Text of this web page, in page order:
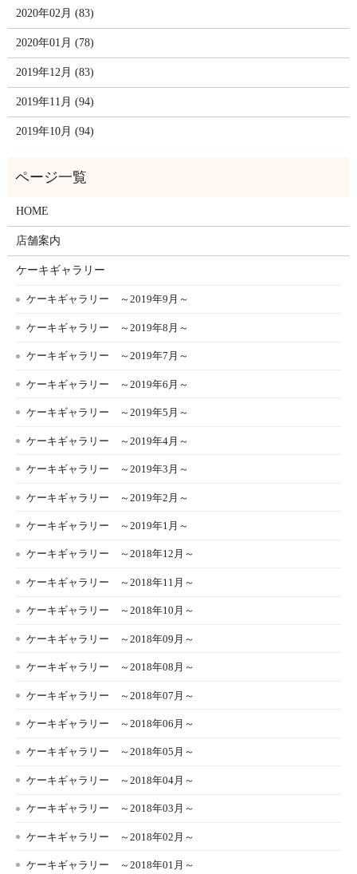
2020年02月 (83)
2020年01月 (78)
2019年12月 (83)
2019年11月 (94)
2019年10月 (94)
HOME
店舗案内
ケーキギャラリー
ケーキギャラリー ～2019年9月～
ケーキギャラリー ～2019年8月～
ケーキギャラリー ～2019年7月～
ケーキギャラリー ～2019年6月～
ケーキギャラリー ～2019年5月～
ケーキギャラリー ～2019年4月～
ケーキギャラリー ～2019年3月～
ケーキギャラリー ～2019年2月～
ケーキギャラリー ～2019年1月～
ケーキギャラリー ～2018年12月～
ケーキギャラリー ～2018年11月～
ケーキギャラリー ～2018年10月～
ケーキギャラリー ～2018年09月～
ケーキギャラリー ～2018年08月～
ケーキギャラリー ～2018年07月～
ケーキギャラリー ～2018年06月～
ケーキギャラリー ～2018年05月～
ケーキギャラリー ～2018年04月～
ケーキギャラリー ～2018年03月～
ケーキギャラリー ～2018年02月～
ケーキギャラリー ～2018年01月～